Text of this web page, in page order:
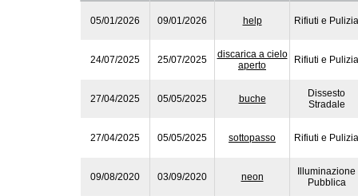
05/01/2026 09/01/2026 help Rifiuti e Pulizia
24/07/2025 25/07/2025
discarica a cielo
aperto
Rifiuti e Pulizia
27/04/2025 05/05/2025 buche
Dissesto
Stradale
27/04/2025 05/05/2025 sottopasso Rifiuti e Pulizia
09/08/2020 03/09/2020 neon
Illuminazione
Pubblica